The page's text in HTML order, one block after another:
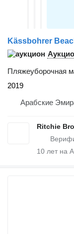
Kässbohrer
Пляжеуборочная
2019
Арабские
Ritchie
10 лет на